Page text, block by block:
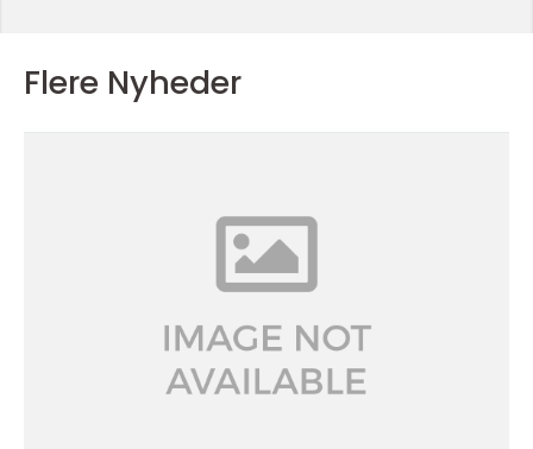
Flere Nyheder